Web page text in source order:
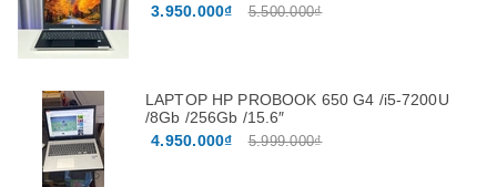
3.950.000₫
5.500.000₫
LAPTOP HP PROBOOK 650 G4 /i5-7200U
/8Gb /256Gb /15.6″
4.950.000₫
5.999.000₫